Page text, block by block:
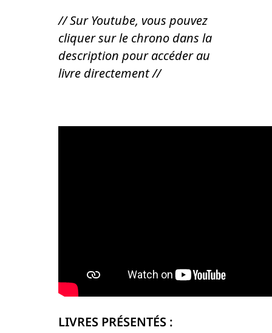
// Sur Youtube, vous pouvez
cliquer sur le chrono dans la
description pour accéder au
livre directement //
LIVRES PRÉSENTÉS :